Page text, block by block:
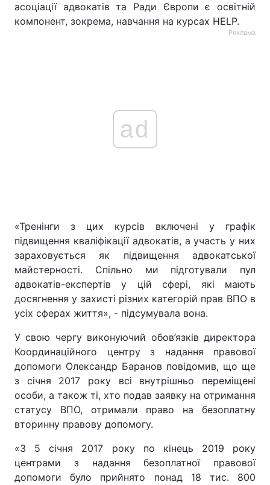
асоціації адвокатів та Ради Європи є освітній
компонент, зокрема, навчання на курсах HELP.
Реклама
ad
«Тренінги з цих курсів включені у графік
підвищення кваліфікації адвокатів, а участь у них
зараховується як підвищення адвокатської
майстерності. Спільно ми підготували пул
адвокатів-експертів у цій сфері, які мають
досягнення у захисті різних категорій прав ВПО в
усіх сферах життя», - підсумувала вона.
У свою чергу виконуючий обов’язків директора
Координаційного центру з надання правової
допомоги Олександр Баранов повідомив, що ще
з січня 2017 року всі внутрішньо переміщені
особи, а також ті, хто подав заявку на отримання
статусу ВПО, отримали право на безоплатну
вторинну правову допомогу.
«З 5 січня 2017 року по кінець 2019 року
центрами з надання безоплатної правової
допомоги було прийнято понад 18 тис. 800